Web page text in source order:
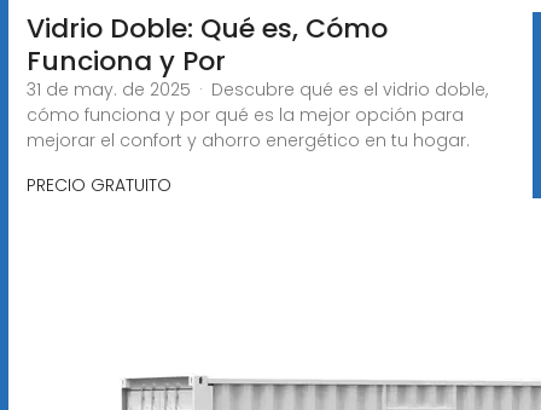
Vidrio Doble: Qué es, Cómo
Funciona y Por
31 de may. de 2025 · Descubre qué es el vidrio doble,
cómo funciona y por qué es la mejor opción para
mejorar el confort y ahorro energético en tu hogar.
PRECIO GRATUITO